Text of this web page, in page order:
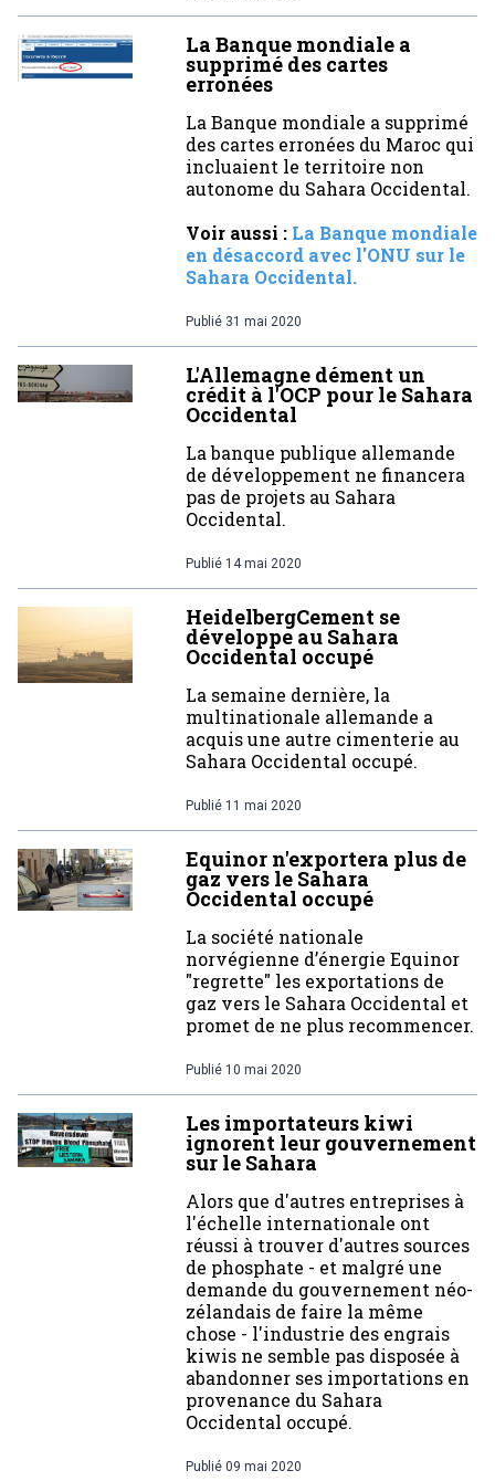
La Banque mondiale a
supprimé des cartes
erronées
La Banque mondiale a supprimé
des cartes erronées du Maroc qui
incluaient le territoire non
autonome du Sahara Occidental.
Voir aussi : La Banque mondiale
en désaccord avec l'ONU sur le
Sahara Occidental.
Publié 31 mai 2020
L'Allemagne dément un
crédit à l'OCP pour le Sahara
Occidental
La banque publique allemande
de développement ne financera
pas de projets au Sahara
Occidental.
Publié 14 mai 2020
HeidelbergCement se
développe au Sahara
Occidental occupé
La semaine dernière, la
multinationale allemande a
acquis une autre cimenterie au
Sahara Occidental occupé.
Publié 11 mai 2020
Equinor n'exportera plus de
gaz vers le Sahara
Occidental occupé
La société nationale
norvégienne d’énergie Equinor
"regrette" les exportations de
gaz vers le Sahara Occidental et
promet de ne plus recommencer.
Publié 10 mai 2020
Les importateurs kiwi
ignorent leur gouvernement
sur le Sahara
Alors que d'autres entreprises à
l'échelle internationale ont
réussi à trouver d'autres sources
de phosphate - et malgré une
demande du gouvernement néo-
zélandais de faire la même
chose - l'industrie des engrais
kiwis ne semble pas disposée à
abandonner ses importations en
provenance du Sahara
Occidental occupé.
Publié 09 mai 2020